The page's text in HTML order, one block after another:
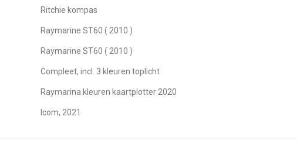
Ritchie kompas
Raymarine ST60 ( 2010 )
Raymarine ST60 ( 2010 )
Compleet, incl. 3 kleuren toplicht
Raymarina kleuren kaartplotter 2020
Icom, 2021